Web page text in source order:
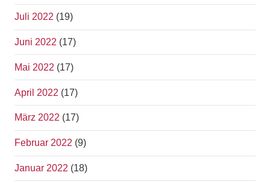
Juli 2022 (19)
Juni 2022 (17)
Mai 2022 (17)
April 2022 (17)
März 2022 (17)
Februar 2022 (9)
Januar 2022 (18)